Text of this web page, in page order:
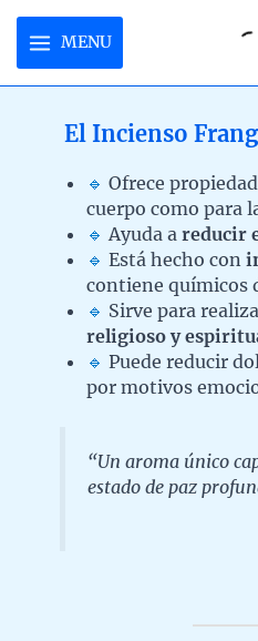
contenido
MAIN
MENU
El Incienso
🔹 Ofrece
cuerpo como para
🔹 Ayuda a reducir
🔹 Está hecho con
contiene químicos
🔹 Sirve para
religioso y
🔹 Puede reducir
por motivos
“Un aroma único
estado de paz